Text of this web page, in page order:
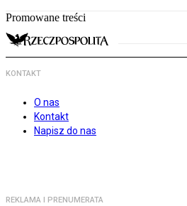
Promowane treści
KONTAKT
O nas
Kontakt
Napisz do nas
REKLAMA I PRENUMERATA